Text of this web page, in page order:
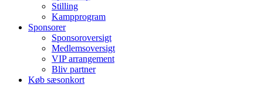
Stilling
Kampprogram
Sponsorer
Sponsoroversigt
Medlemsoversigt
VIP arrangement
Bliv partner
Køb sæsonkort